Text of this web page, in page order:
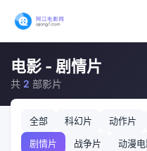
电影 - 剧情片
共 2 部影片
全部 科幻片 动作片
剧情片
战争片 动漫